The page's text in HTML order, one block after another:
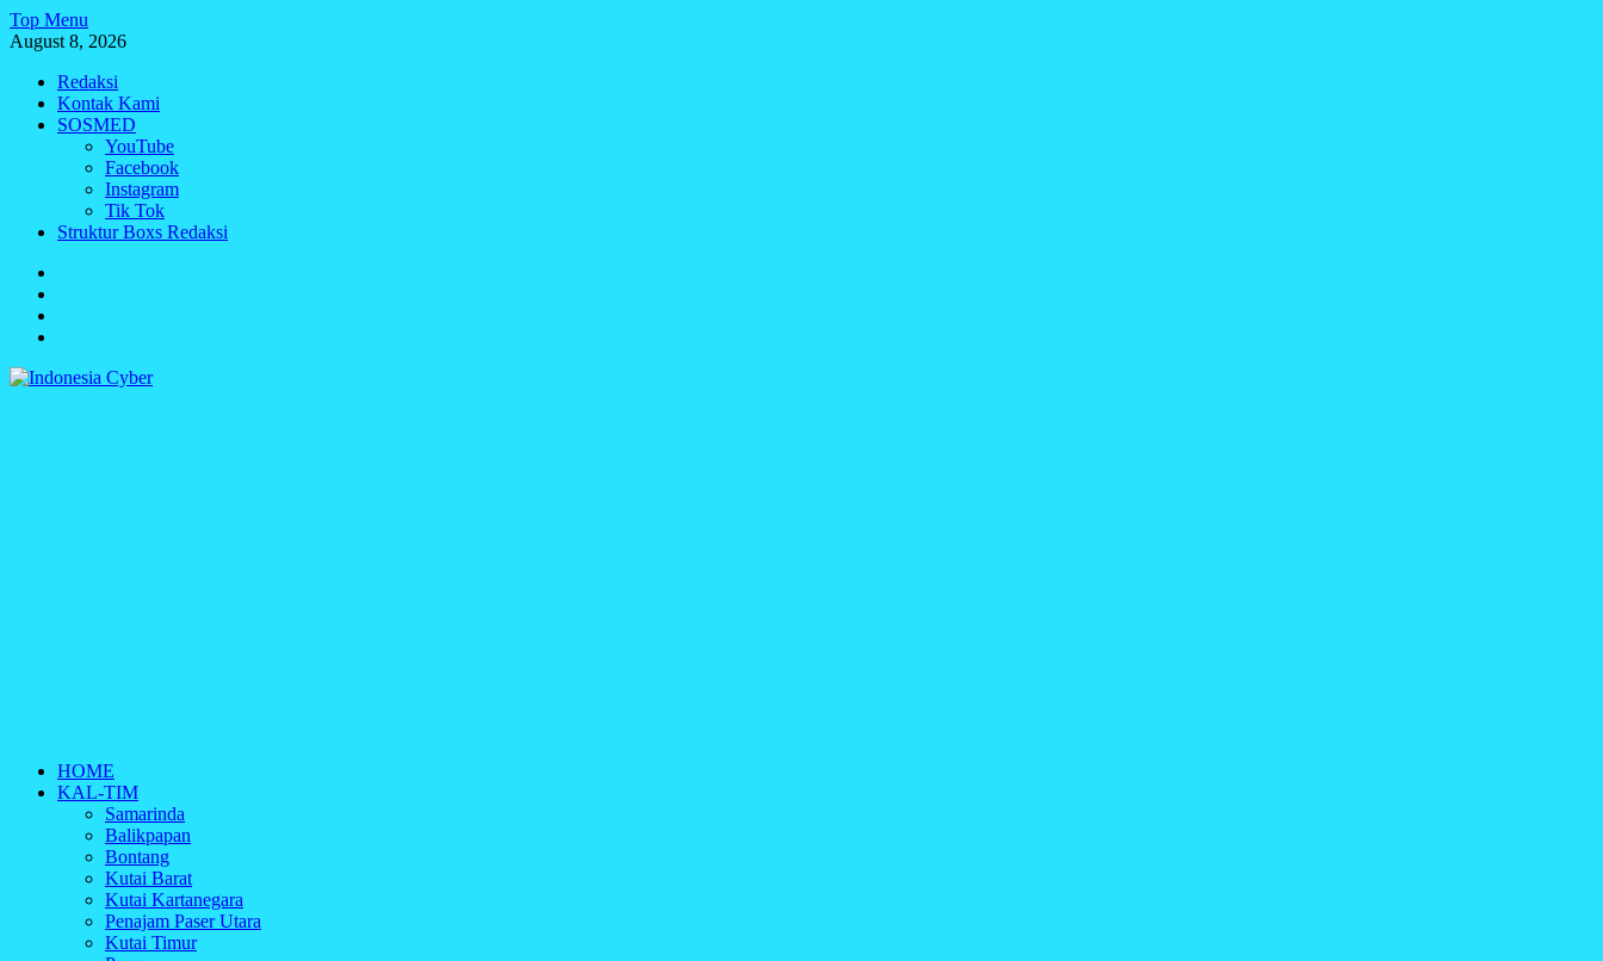
Skip
to
Top Menu
August 8, 2026
Redaksi
Kontak Kami
SOSMED
YouTube
Facebook
Instagram
Tik Tok
Struktur Boxs Redaksi
Redaksi
HOME
KAL-TIM
Samarinda
Balikpapan
Bontang
Kutai Barat
Kutai Kartanegara
Penajam Paser Utara
Kutai Timur